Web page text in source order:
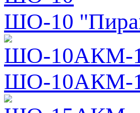
ШО-10
ШО-10АКМ-